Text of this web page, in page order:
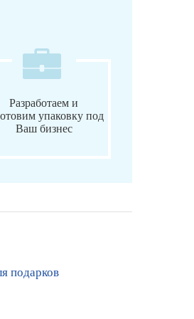
Разработаем и
упаковку под
Ваш бизнес
подарков